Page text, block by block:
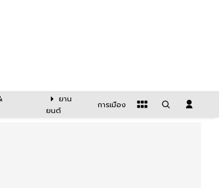
ยาน
ยนต์
การเมือง